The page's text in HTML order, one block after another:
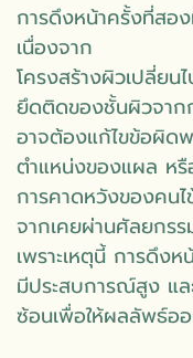
การดึงหน้าครั้งที่สอ
เนื่องจาก
โครงสร้างผิวเปลี่ย
ยึดติดของชั้นผิวจา
อาจต้องแก้ไขข้อผิด
ตำแหน่งของแผล ห
การคาดหวังของคน
จากเคยผ่านศัลยกรร
เพราะเหตุนี้ การดึ
มีประสบการณ์สูง แล
ซ้อนเพื่อให้ผลลัพธ์อ